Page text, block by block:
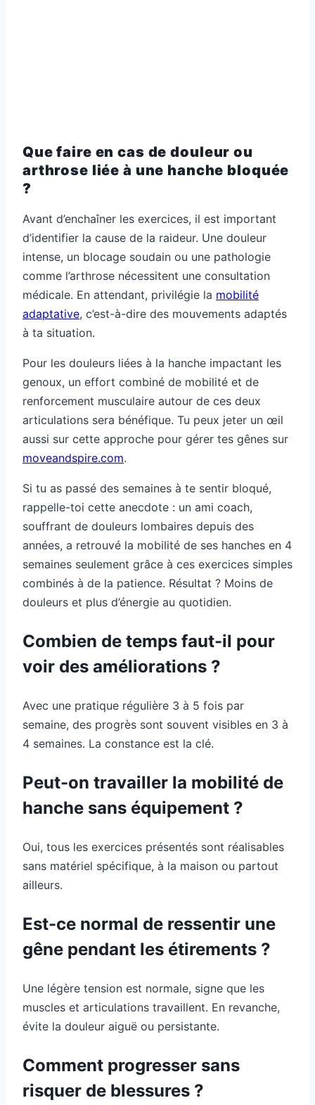
Que faire en cas de douleur ou
arthrose liée à une hanche bloquée
?
Avant d’enchaîner les exercices, il est important
d’identifier la cause de la raideur. Une douleur
intense, un blocage soudain ou une pathologie
comme l’arthrose nécessitent une consultation
médicale. En attendant, privilégie la mobilité
adaptative, c’est-à-dire des mouvements adaptés
à ta situation.
Pour les douleurs liées à la hanche impactant les
genoux, un effort combiné de mobilité et de
renforcement musculaire autour de ces deux
articulations sera bénéfique. Tu peux jeter un œil
aussi sur cette approche pour gérer tes gênes sur
moveandspire.com.
Si tu as passé des semaines à te sentir bloqué,
rappelle-toi cette anecdote : un ami coach,
souffrant de douleurs lombaires depuis des
années, a retrouvé la mobilité de ses hanches en 4
semaines seulement grâce à ces exercices simples
combinés à de la patience. Résultat ? Moins de
douleurs et plus d’énergie au quotidien.
Combien de temps faut-il pour
voir des améliorations ?
Avec une pratique régulière 3 à 5 fois par
semaine, des progrès sont souvent visibles en 3 à
4 semaines. La constance est la clé.
Peut-on travailler la mobilité de
hanche sans équipement ?
Oui, tous les exercices présentés sont réalisables
sans matériel spécifique, à la maison ou partout
ailleurs.
Est-ce normal de ressentir une
gêne pendant les étirements ?
Une légère tension est normale, signe que les
muscles et articulations travaillent. En revanche,
évite la douleur aiguë ou persistante.
Comment progresser sans
risquer de blessures ?